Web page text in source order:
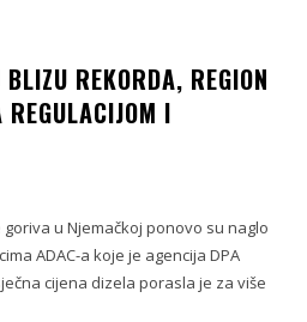
REKORDA, REGION
REGULACIJOM I
u Njemačkoj ponovo su naglo
ADAC-a koje je agencija DPA
cijena dizela porasla je za više